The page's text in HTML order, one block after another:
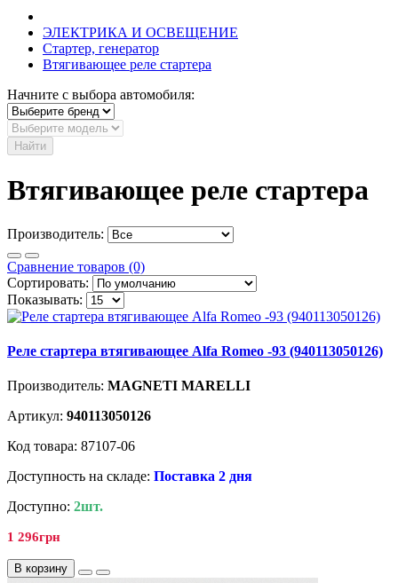
ЭЛЕКТРИКА И ОСВЕЩЕНИЕ
Стартер, генератор
Втягивающее реле стартера
Начните с выбора автомобиля:
Найти
Втягивающее реле стартера
Производитель:
Сравнение товаров (0)
Сортировать:
Показывать:
Реле стартера втягивающее Alfa Romeo -93 (940113050126)
Производитель: MAGNETI MARELLI
Артикул: 940113050126
Код товара: 87107-06
Доступность на складе: Поставка 2 дня
Доступно: 2шт.
1 296грн
В корзину